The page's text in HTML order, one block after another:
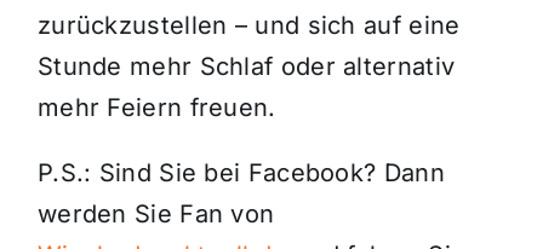
zurückzustellen – und sich auf eine
Stunde mehr Schlaf oder alternativ
mehr Feiern freuen.
P.S.: Sind Sie bei Facebook? Dann
werden Sie Fan von